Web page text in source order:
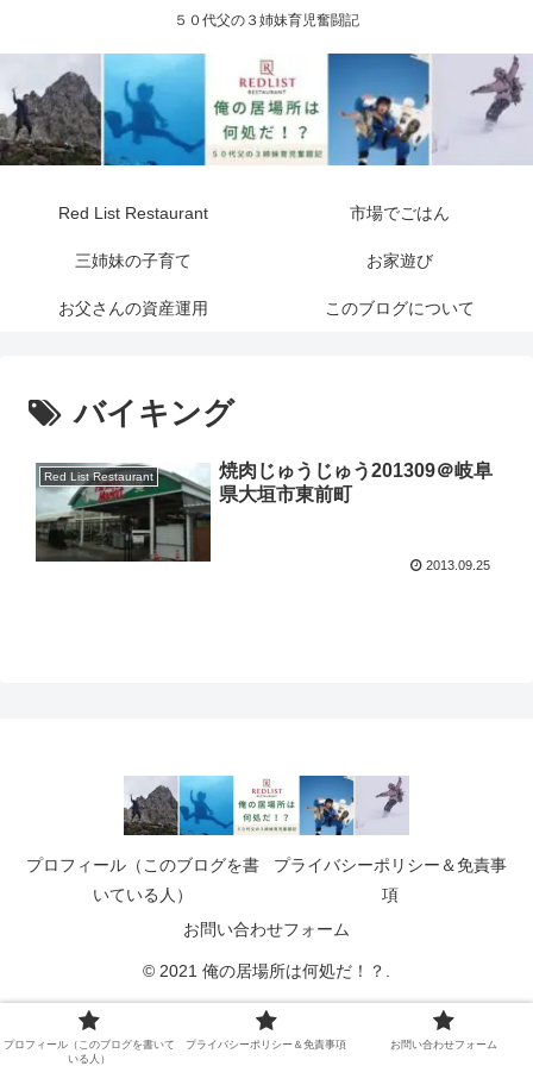
５０代父の３姉妹育児奮闘記
Red List Restaurant 市場でごはん
三姉妹の子育て お家遊び
お父さんの資産運用 このブログについて
バイキング
Red List Restaurant
焼肉じゅうじゅう201309＠岐阜
県大垣市東前町
2013.09.25
プロフィール（このブログを書
いている人）
プライバシーポリシー＆免責事
項
お問い合わせフォーム
© 2021 俺の居場所は何処だ！？.
プロフィール（このブログを書いて
いる人）
プライバシーポリシー＆免責事項 お問い合わせフォーム